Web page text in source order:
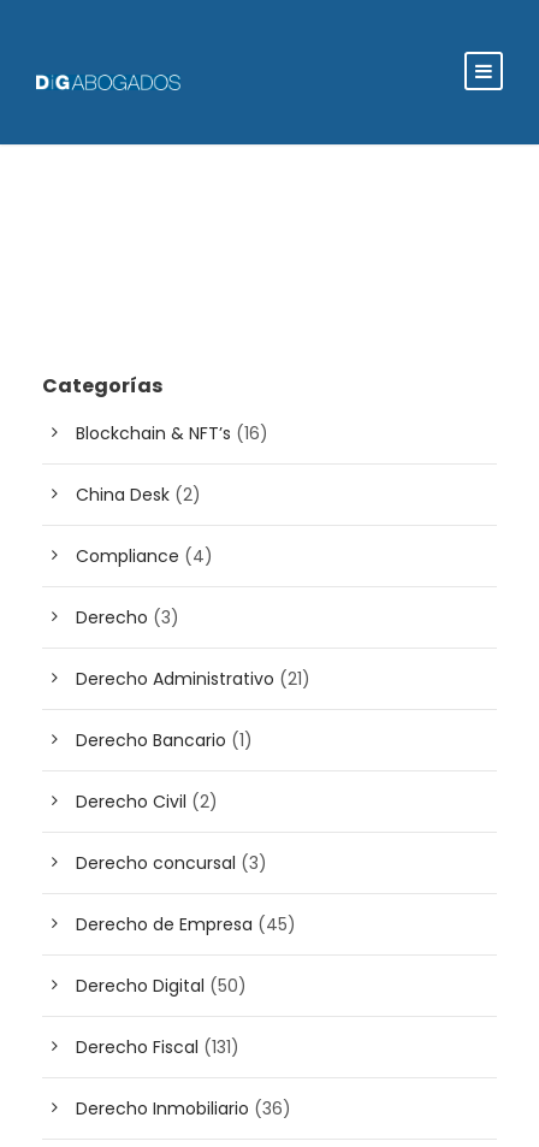
Categorías
Blockchain & NFT’s (16)
China Desk (2)
Compliance (4)
Derecho (3)
Derecho Administrativo (21)
Derecho Bancario (1)
Derecho Civil (2)
Derecho concursal (3)
Derecho de Empresa (45)
Derecho Digital (50)
Derecho Fiscal (131)
Derecho Inmobiliario (36)